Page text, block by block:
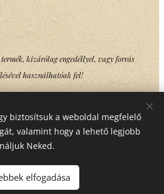
kizárólag engedéllyel, vagy forrás
használhatóak fel!
Mika Gabriella Ilona - 2022
biztosítsuk a weboldal megfelelő
valamint hogy a lehető legjobb
Neked.
elfogadása